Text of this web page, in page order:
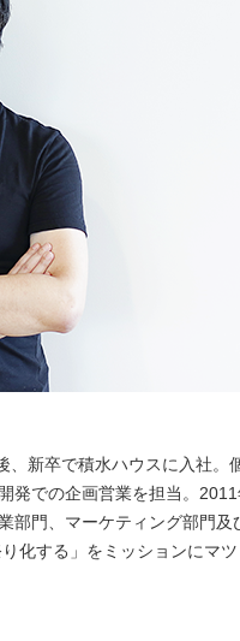
、新卒で積水ハウスに入社。
発での企画営業を担当。
部門、マーケティング部門及
化する」をミッションにマ